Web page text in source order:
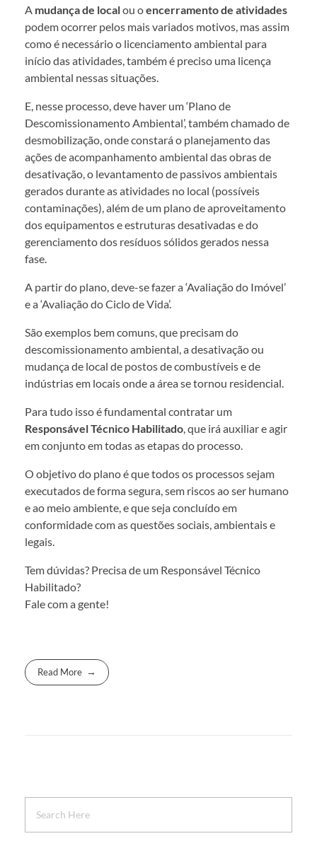
A mudança de localou oencerramento de atividades
podem ocorrer pelos mais variados motivos, mas assim
como é necessário o licenciamento ambiental para
início das atividades, também é preciso uma licença
ambiental nessas situações.
E, nesse processo, deve haver um ‘Plano de
Descomissionamento Ambiental’, também chamado de
desmobilização, onde constará o planejamento das
ações de acompanhamento ambiental das obras de
desativação, o levantamento de passivos ambientais
gerados durante as atividades no local (possíveis
contaminações), além de um plano de aproveitamento
dos equipamentos e estruturas desativadas e do
gerenciamento dos resíduos sólidos gerados nessa
fase.
A partir do plano, deve-se fazer a ‘Avaliação do Imóvel’
e a ‘Avaliação do Ciclo de Vida’.
São exemplos bem comuns, que precisam do
descomissionamento ambiental, a desativação ou
mudança de local de postos de combustíveis e de
indústrias em locais onde a área se tornou residencial.
Para tudo isso é fundamental contratar um
Responsável Técnico Habilitado, que irá auxiliar e agir
em conjunto em todas as etapas do processo.
O objetivo do plano é que todos os processos sejam
executados de forma segura, sem riscos ao ser humano
e ao meio ambiente, e que seja concluído em
conformidade com as questões sociais, ambientais e
legais.
Tem dúvidas? Precisa de um Responsável Técnico
Habilitado?
Fale com a gente!
Read More